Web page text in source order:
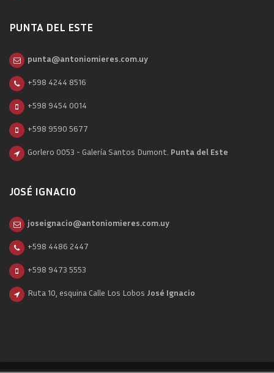
PUNTA DEL ESTE
punta@antoniomieres.com.uy
+598 4244 8516
+598 9454 0014
+598 9590 5677
Gorlero 0053 - Galería Santos Dumont. Punta del Este
JOSÉ IGNACIO
joseignacio@antoniomieres.com.uy
+598 4486 2447
+598 9473 5553
Ruta 10, esquina Calle Los Lobos José Ignacio